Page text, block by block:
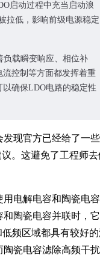
启动过程中充当启动浪
拉低，影响前级电源稳定
负载瞬变响应、相位补
控制等方面都发挥着重
确保LDO电路的稳定性
现官方已经给了一
。这避免了工程师去
电解电容和陶瓷电
和陶瓷电容并联时，
频区域都具有较好
瓷电容滤除高频干